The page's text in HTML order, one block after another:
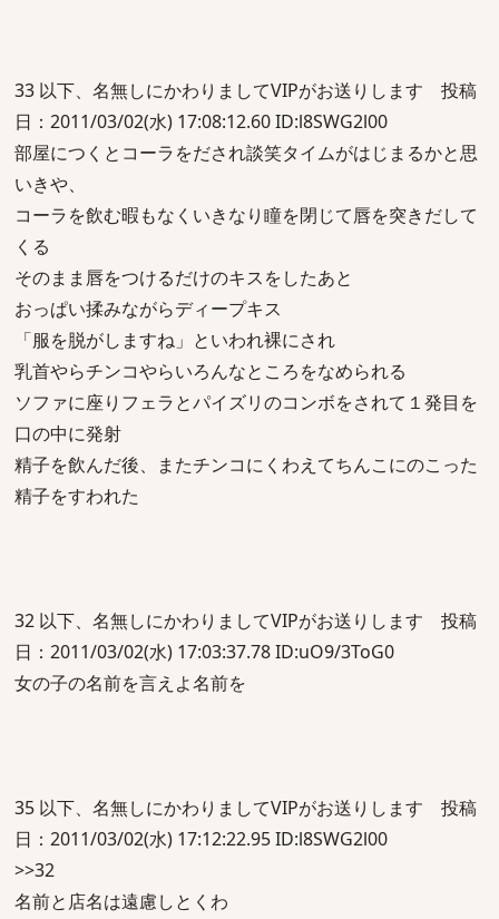
33 以下、名無しにかわりましてVIPがお送りします 投稿
日：2011/03/02(水) 17:08:12.60 ID:l8SWG2l00
部屋につくとコーラをだされ談笑タイムがはじまるかと思
いきや、
コーラを飲む暇もなくいきなり瞳を閉じて唇を突きだして
くる
そのまま唇をつけるだけのキスをしたあと
おっぱい揉みながらディープキス
「服を脱がしますね」といわれ裸にされ
乳首やらチンコやらいろんなところをなめられる
ソファに座りフェラとパイズリのコンボをされて１発目を
口の中に発射
精子を飲んだ後、またチンコにくわえてちんこにのこった
精子をすわれた
32 以下、名無しにかわりましてVIPがお送りします 投稿
日：2011/03/02(水) 17:03:37.78 ID:uO9/3ToG0
女の子の名前を言えよ名前を
35 以下、名無しにかわりましてVIPがお送りします 投稿
日：2011/03/02(水) 17:12:22.95 ID:l8SWG2l00
>>32
名前と店名は遠慮しとくわ